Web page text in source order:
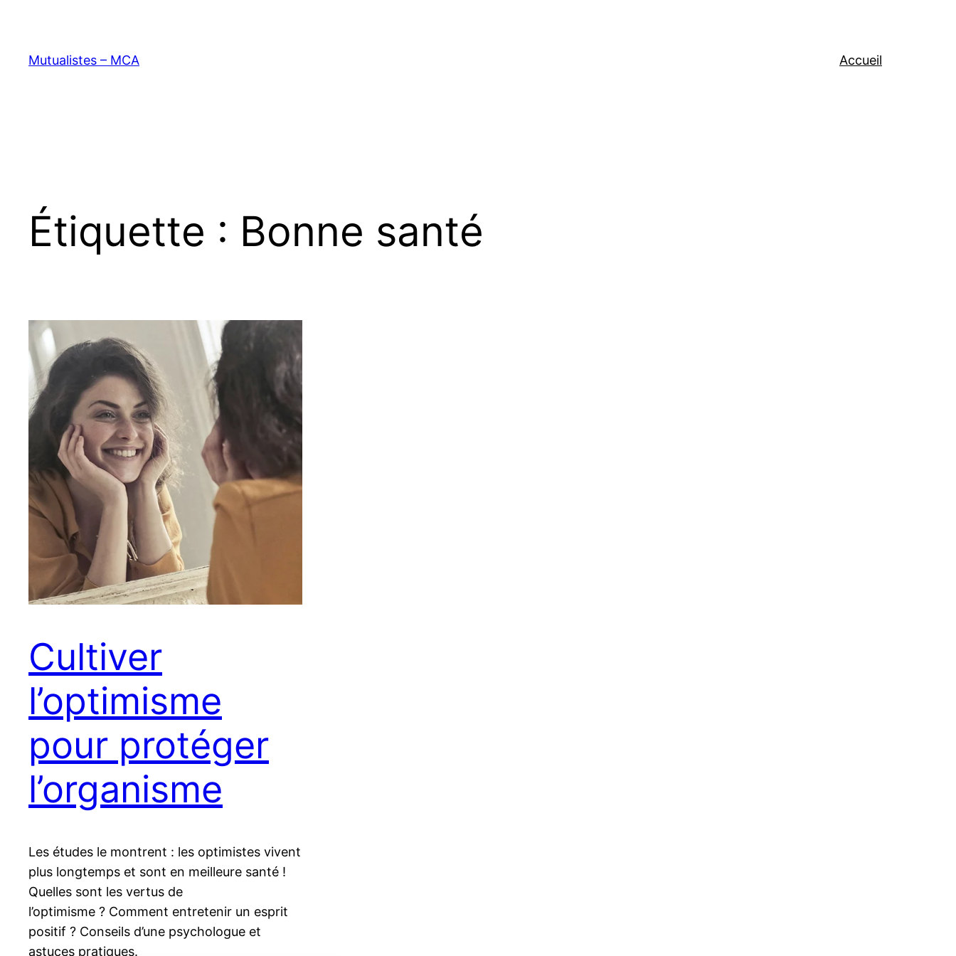
contenu
Mutualistes – MCA Accueil
Étiquette : Bonne santé
Cultiver
l’optimisme
pour protéger
l’organisme
Les études le montrent : les optimistes vivent
plus longtemps et sont en meilleure santé !
Quelles sont les vertus de
l’optimisme ? Comment entretenir un esprit
positif ? Conseils d’une psychologue et
astuces pratiques.